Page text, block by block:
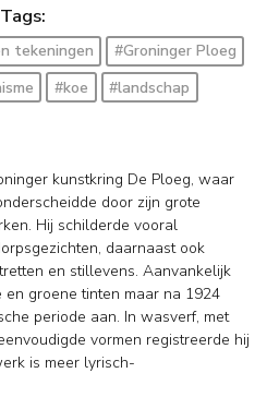
Tags:
tekeningen
#Groninger Ploeg
#koe #landschap
kunstkring De Ploeg, waar
door zijn grote
Hij schilderde vooral
daarnaast ook
en stillevens. Aanvankelijk
groene tinten maar na 1924
periode aan. In wasverf, met
vormen registreerde hij
is meer lyrisch-